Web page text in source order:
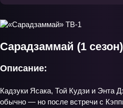
Сарадзаммай (1 сезон)
Описание:
Кадзуки Ясака, Той Кудзи и Энта
обычно — но после встречи с